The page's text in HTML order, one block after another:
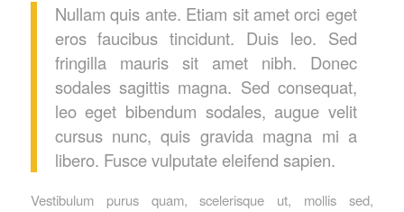
Nullam quis ante. Etiam sit amet orci eget
eros faucibus tincidunt. Duis leo. Sed
fringilla mauris sit amet nibh. Donec
sodales sagittis magna. Sed consequat,
leo eget bibendum sodales, augue velit
cursus nunc, quis gravida magna mi a
libero. Fusce vulputate eleifend sapien.
Vestibulum purus quam, scelerisque ut, mollis sed,